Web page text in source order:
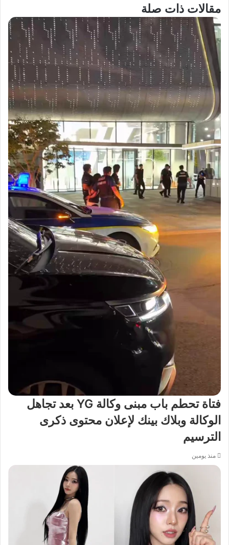
مقالات ذات صلة
فتاة تحطم باب مبنى وكالة YG بعد تجاهل
الوكالة وبلاك بينك لإعلان محتوى ذكرى
الترسيم
منذ يومين